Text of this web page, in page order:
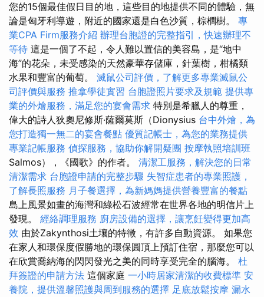
您的15個最佳假日目的地，這些目的地提供不同的體驗，無
論是匈牙利導遊，附近的國家還是白色沙質，棕櫚樹。 專
業CPA Firm服務介紹 辦理台胞證的完整指引，快速辦理不
等待 這是一個了不起，令人難以置信的美容島，是“地中
海”的花朵，未受感染的天然豪華存儲庫，針葉樹，柑橘類
水果和豐富的葡萄。 滅鼠公司評價，了解更多專業滅鼠公
司評價與服務 推拿學徒實習 台胞證照片要求及規範 提供專
業的外燴服務，滿足您的宴會需求 特別是希臘人的尊重，
偉大的詩人狄奧尼修斯·薩爾莫斯（Dionysius 台中外燴，為
您打造獨一無二的宴會餐點 優質記帳士，為您的業務提供
專業記帳服務 偵探服務，協助你解開疑團 按摩執照培訓班
Salmos），《國歌》的作者。 清潔工服務，解決您的日常
清潔需求 台胞證申請的完整步驟 失智症患者的專業照護，
了解長照服務 月子餐選擇，為新媽媽提供營養豐富的餐點
島上風景如畫的海灣和綠松石波經常在世界各地的明信片上
發現。 經絡調理服務 廚房設備的選擇，讓烹飪變得更加高
效 由於Zakynthosi土壤的特徵，有許多自動資源。 如果您
在家人和環保度假勝地的環保圓頂上預訂住宿，那麼您可以
在欣賞喬納海的閃閃發光之美的同時享受完全的腦海。 杜
拜簽證的申請方法 這個家庭 一小時居家清潔的收費標準 安
養院，提供溫馨照護與周到服務的選擇 足底放鬆按摩 漏水